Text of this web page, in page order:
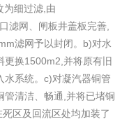
为细过滤,由
滤网、闸板井盖板完善,
滤网予以封闭。 b)对水
更换1500m2,并将原有旧
系统。 c)对凝汽器铜管
管清洁、畅通,并将已堵铜
区及回流区处均加装了